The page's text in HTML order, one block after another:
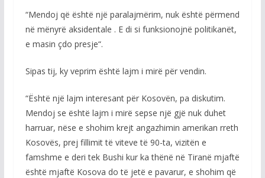
“Mendoj që është një paralajmërim, nuk është përmend
në mënyrë aksidentale . E di si funksionojnë politikanët,
e masin çdo presje“.
Sipas tij, ky veprim është lajm i mirë për vendin.
“Është një lajm interesant për Kosovën, pa diskutim.
Mendoj se është lajm i mirë sepse një gjë nuk duhet
harruar, nëse e shohim krejt angazhimin amerikan rreth
Kosovës, prej fillimit të viteve të 90-ta, vizitën e
famshme e deri tek Bushi kur ka thënë në Tiranë mjaftë
është mjaftë Kosova do të jetë e pavarur, e shohim që